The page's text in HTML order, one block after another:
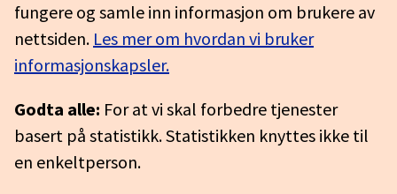
fungere og samle inn informasjon om brukere av
nettsiden. Les mer om hvordan vi bruker
informasjonskapsler.
Godta alle: For at vi skal forbedre tjenester
basert på statistikk. Statistikken knyttes ikke til
en enkeltperson.